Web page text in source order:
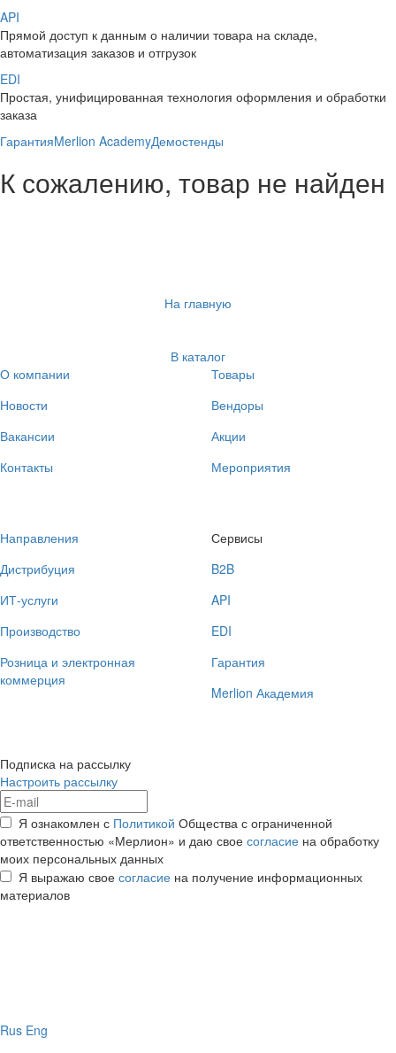
API
Прямой доступ к данным о наличии товара на складе,
автоматизация заказов и отгрузок
EDI
Простая, унифицированная технология оформления и обработки
заказа
ГарантияMerlion AcademyДемостенды
К сожалению, товар не найден
На главную
В каталог
О компании
Новости
Вакансии
Контакты
Товары
Вендоры
Акции
Мероприятия
Направления
Дистрибуция
ИТ-услуги
Производство
Розница и электронная
коммерция
Сервисы
B2B
API
EDI
Гарантия
Merlion Академия
Подписка на рассылку
Настроить рассылку
Я ознакомлен с Политикой Общества с ограниченной
ответственностью «Мерлион» и даю свое согласие на обработку
моих персональных данных
Я выражаю свое согласие на получение информационных
материалов
Rus Eng